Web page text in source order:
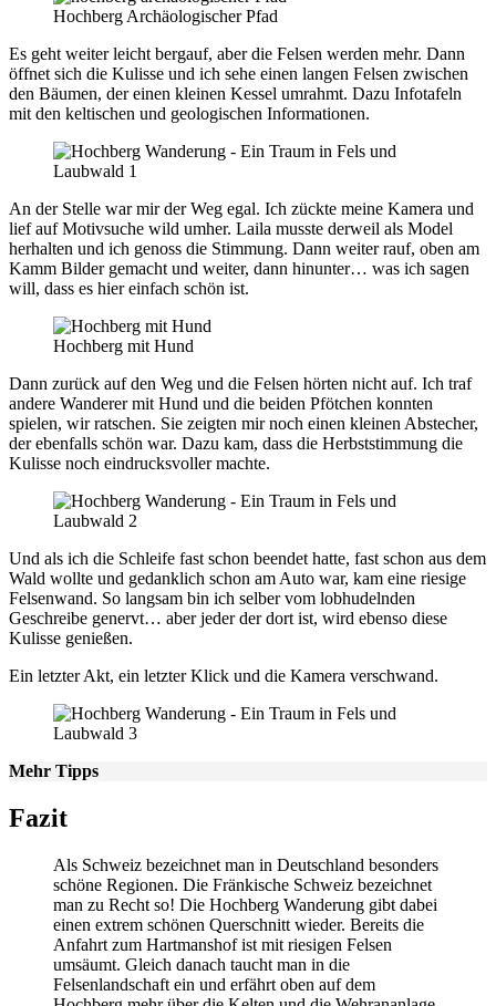
Hochberg Archäologischer Pfad
Es geht weiter leicht bergauf, aber die Felsen werden mehr. Dann
öffnet sich die Kulisse und ich sehe einen langen Felsen zwischen
den Bäumen, der einen kleinen Kessel umrahmt. Dazu Infotafeln
mit den keltischen und geologischen Informationen.
An der Stelle war mir der Weg egal. Ich zückte meine Kamera und
lief auf Motivsuche wild umher. Laila musste derweil als Model
herhalten und ich genoss die Stimmung. Dann weiter rauf, oben am
Kamm Bilder gemacht und weiter, dann hinunter… was ich sagen
will, dass es hier einfach schön ist.
Hochberg mit Hund
Dann zurück auf den Weg und die Felsen hörten nicht auf. Ich traf
andere Wanderer mit Hund und die beiden Pfötchen konnten
spielen, wir ratschen. Sie zeigten mir noch einen kleinen Abstecher,
der ebenfalls schön war. Dazu kam, dass die Herbststimmung die
Kulisse noch eindrucksvoller machte.
Und als ich die Schleife fast schon beendet hatte, fast schon aus dem
Wald wollte und gedanklich schon am Auto war, kam eine riesige
Felsenwand. So langsam bin ich selber vom lobhudelnden
Geschreibe genervt… aber jeder der dort ist, wird ebenso diese
Kulisse genießen.
Ein letzter Akt, ein letzter Klick und die Kamera verschwand.
Mehr Tipps
Fazit
Als Schweiz bezeichnet man in Deutschland besonders
schöne Regionen. Die Fränkische Schweiz bezeichnet
man zu Recht so! Die Hochberg Wanderung gibt dabei
einen extrem schönen Querschnitt wieder. Bereits die
Anfahrt zum Hartmanshof ist mit riesigen Felsen
umsäumt. Gleich danach taucht man in die
Felsenlandschaft ein und erfährt oben auf dem